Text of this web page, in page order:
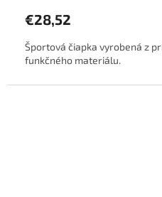
€28,52
Športová čiapka vyrobená z
funkčného materiálu.